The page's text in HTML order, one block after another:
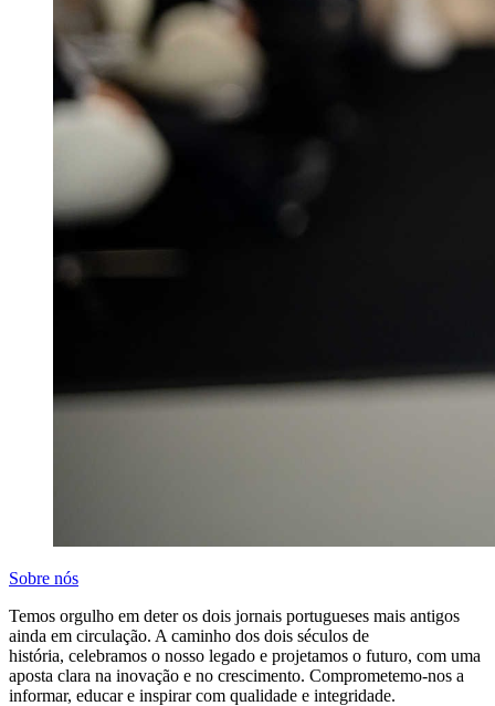
Sobre nós
Temos orgulho em deter os dois jornais portugueses mais antigos
ainda em circulação. A caminho dos dois séculos de
história, celebramos o nosso legado e projetamos o futuro, com uma
aposta clara na inovação e no crescimento. Comprometemo-nos a
informar, educar e inspirar com qualidade e integridade.